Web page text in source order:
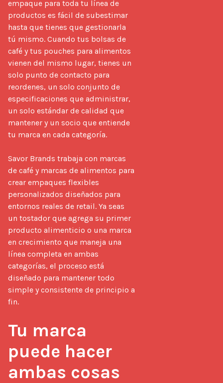
empaque para toda tu línea de
productos es fácil de subestimar
hasta que tienes que gestionarla
tú mismo. Cuando tus bolsas de
café y tus pouches para alimentos
vienen del mismo lugar, tienes un
solo punto de contacto para
reordenes, un solo conjunto de
especificaciones que administrar,
un solo estándar de calidad que
mantener y un socio que entiende
tu marca en cada categoría.
Savor Brands trabaja con marcas
de café y marcas de alimentos para
crear empaques flexibles
personalizados diseñados para
entornos reales de retail. Ya seas
un tostador que agrega su primer
producto alimenticio o una marca
en crecimiento que maneja una
línea completa en ambas
categorías, el proceso está
diseñado para mantener todo
simple y consistente de principio a
fin.
Tu marca
puede hacer
ambas cosas